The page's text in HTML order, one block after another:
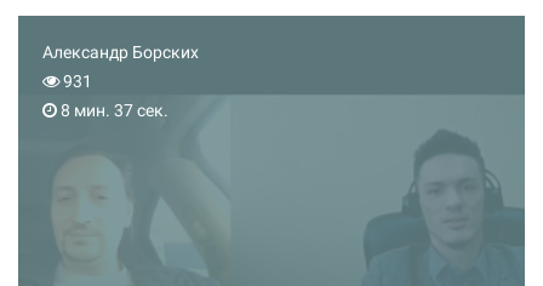
Александр Борских
931
8 мин. 37 сек.